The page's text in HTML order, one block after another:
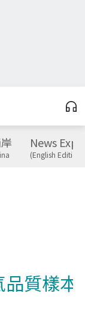
News
(English Edition)
質樣